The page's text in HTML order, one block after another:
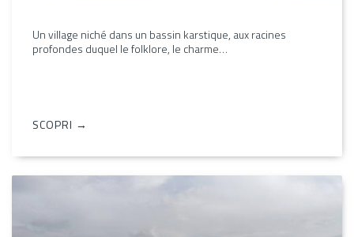
Un village niché dans un bassin karstique, aux racines
profondes duquel le folklore, le charme…
SCOPRI →